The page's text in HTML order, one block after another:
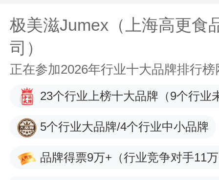
极美滋Jumex（上海高更食
司）
正在参加2026年行业十大品牌排行
23个行业上榜十大品牌 （9个行业
5个行业大品牌/4个行业中小品牌
品牌得票9万+ （行业竞争对手11